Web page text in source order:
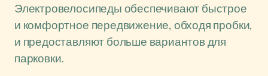
Электровелосипеды обеспечивают быстрое
и комфортное передвижение, обходя пробки,
и предоставляют больше вариантов для
парковки.